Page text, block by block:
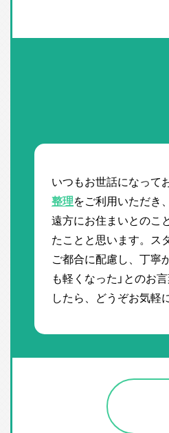
いつもお世話になって
整理をご利用いただき
遠方にお住まいとのこ
たことと思います。ス
ご都合に配慮し、丁寧
も軽くなった」とのお
したら、どうぞお気軽